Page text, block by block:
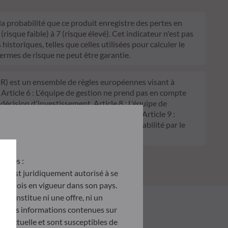
probabilité que ce produit enregistre des pertes en
faible) à 7 (risque élevé). Cet indicateur n'est pas
telles que celles utilisées pour calculer le
de risque ne peut être garantie.
est un ensemble de règles européennes visant à
6 : L'équipe de gestion ne prend pas en compte
d'investissement. Article 8 : L'équipe de
de décision d'investissement. Article 9 :
écologique, et traite les risques de durabilité par le
:
est juridiquement autorisé à se
lois en vigueur dans son pays.
constitue ni une offre, ni un
Les informations contenues sur
et sont susceptibles de